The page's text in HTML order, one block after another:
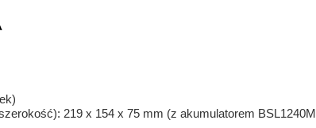
219 x 154 x 75 mm (z akumulatorem